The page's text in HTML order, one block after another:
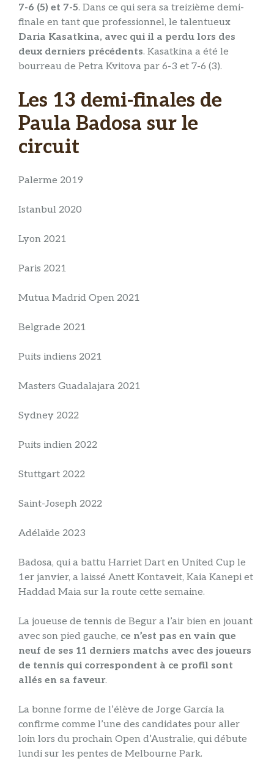
7-6 (5) et 7-5. Dans ce qui sera sa treizième demi-
finale en tant que professionnel, le talentueux
Daria Kasatkina, avec qui il a perdu lors des
deux derniers précédents. Kasatkina a été le
bourreau de Petra Kvitova par 6-3 et 7-6 (3).
Les 13 demi-finales de
Paula Badosa sur le
circuit
Palerme 2019
Istanbul 2020
Lyon 2021
Paris 2021
Mutua Madrid Open 2021
Belgrade 2021
Puits indiens 2021
Masters Guadalajara 2021
Sydney 2022
Puits indien 2022
Stuttgart 2022
Saint-Joseph 2022
Adélaïde 2023
Badosa, qui a battu Harriet Dart en United Cup le
1er janvier, a laissé Anett Kontaveit, Kaia Kanepi et
Haddad Maia sur la route cette semaine.
La joueuse de tennis de Begur a l’air bien en jouant
avec son pied gauche, ce n’est pas en vain que
neuf de ses 11 derniers matchs avec des joueurs
de tennis qui correspondent à ce profil sont
allés en sa faveur.
La bonne forme de l’élève de Jorge García la
confirme comme l’une des candidates pour aller
loin lors du prochain Open d’Australie, qui débute
lundi sur les pentes de Melbourne Park.